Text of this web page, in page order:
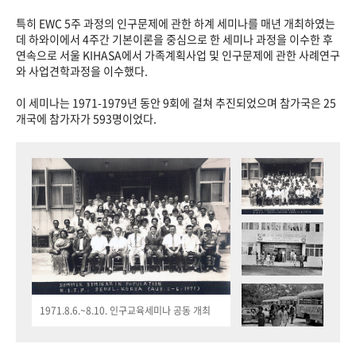
특히 EWC 5주 과정의 인구문제에 관한 하계 세미나를 매년 개최하였는
데 하와이에서 4주간 기본이론을 중심으로 한 세미나 과정을 이수한 후
연속으로 서울 KIHASA에서 가족계획사업 및 인구문제에 관한 사례연구
와 사업견학과정을 이수했다.
이 세미나는 1971-1979년 동안 9회에 걸쳐 추진되었으며 참가국은 25
개국에 참가자가 593명이었다.
1971.8.6.~8.10. 인구교육세미나 공동 개최